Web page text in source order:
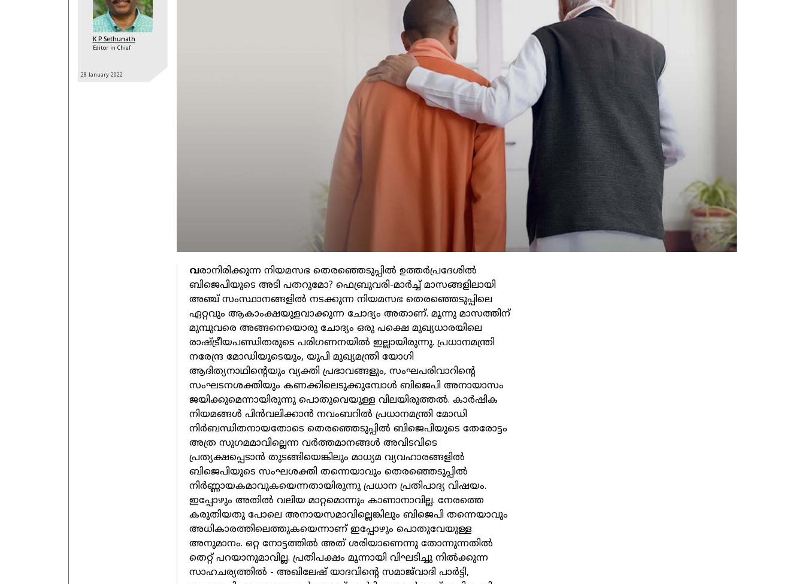
K P Sethunath
Editor in Chief
28 January2022
വരാനിരിക്കുന്ന നിയമസഭ തെരഞ്ഞെടുപ്പില്‍ ഉത്തര്‍പ്രദേശില്‍
ബിജെപിയുടെ അടി പതറുമോ? ഫെബ്രുവരി-മാര്‍ച്ച് മാസങ്ങളിലായി
അഞ്ച് സംസ്ഥാനങ്ങളില്‍ നടക്കുന്ന നിയമസഭ തെരഞ്ഞെടുപ്പിലെ
ഏറ്റവും ആകാംക്ഷയുളവാക്കുന്ന ചോദ്യം അതാണ്. മൂന്നു മാസത്തിന്
മുമ്പുവരെ അങ്ങനെയൊരു ചോദ്യം ഒരു പക്ഷെ മുഖ്യധാരയിലെ
രാഷ്ട്രീയപണ്ഡിതരുടെ പരിഗണനയില്‍ ഇല്ലായിരുന്നു. പ്രധാനമന്ത്രി
നരേന്ദ്ര മോഡിയുടെയും, യുപി മുഖ്യമന്ത്രി യോഗി
ആദിത്യനാഥിന്റെയും വ്യക്തി പ്രഭാവങ്ങളും, സംഘപരിവാറിന്റെ
സംഘടനശക്തിയും കണക്കിലെടുക്കുമ്പോള്‍ ബിജെപി അനായാസം
ജയിക്കുമെന്നായിരുന്നു പൊതുവെയുള്ള വിലയിരുത്തല്‍. കാര്‍ഷിക
നിയമങ്ങള്‍ പിന്‍വലിക്കാന്‍ നവംബറില്‍ പ്രധാനമന്ത്രി മോഡി
നിര്‍ബന്ധിതനായതോടെ തെരഞ്ഞെടുപ്പില്‍ ബിജെപിയുടെ തേരോട്ടം
അത്ര സുഗമമാവില്ലെന്ന വര്‍ത്തമാനങ്ങള്‍ അവിടവിടെ
പ്രത്യക്ഷപ്പെടാന്‍ തുടങ്ങിയെങ്കിലും മാധ്യമ വ്യവഹാരങ്ങളില്‍
ബിജെപിയുടെ സംഘശക്തി തന്നെയാവും തെരഞ്ഞെടുപ്പില്‍
നിര്‍ണ്ണായകമാവുകയെന്നതായിരുന്നു പ്രധാന പ്രതിപാദ്യ വിഷയം.
ഇപ്പോഴും അതില്‍ വലിയ മാറ്റമൊന്നും കാണാനാവില്ല. നേരത്തെ
കരുതിയതു പോലെ അനായസമാവില്ലെങ്കിലും ബിജെപി തന്നെയാവും
അധികാരത്തിലെത്തുകയെന്നാണ് ഇപ്പോഴും പൊതുവേയുള്ള
അനുമാനം. ഒറ്റ നോട്ടത്തില്‍ അത് ശരിയാണെന്നു തോന്നുന്നതില്‍
തെറ്റ് പറയാനുമാവില്ല. പ്രതിപക്ഷം മൂന്നായി വിഘടിച്ചു നില്‍ക്കുന്ന
സാഹചര്യത്തില്‍ - അഖിലേഷ് യാദവിന്റെ സമാജ്‌വാദി പാര്‍ട്ടി,